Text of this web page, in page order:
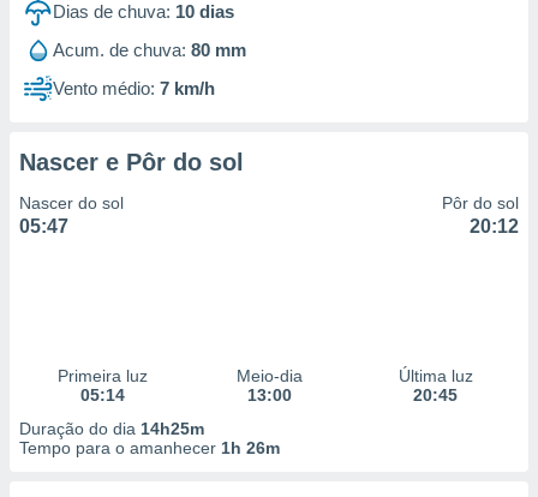
Dias de chuva: 10 dias
Acum. de chuva: 80 mm
Vento médio: 7 km/h
Nascer e Pôr do sol
Nascer do sol
05:47
Pôr do sol
20:12
Primeira luz
05:14
Meio-dia
13:00
Última luz
20:45
Duração do dia 14h25m
Tempo para o amanhecer 1h 26m